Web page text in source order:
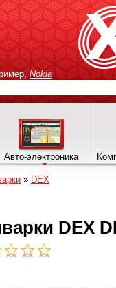
Nokia
Авто-электроника
» DEX
DEX